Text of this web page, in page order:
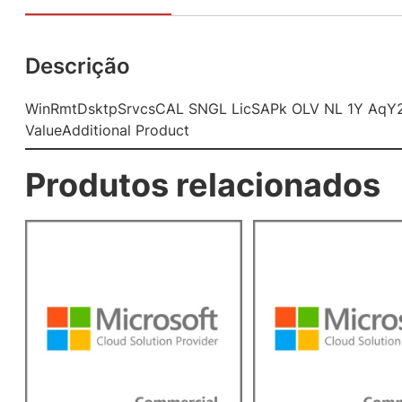
Descrição
WinRmtDsktpSrvcsCAL SNGL LicSAPk OLV NL 1Y
ValueAdditional Product
Produtos relacionados